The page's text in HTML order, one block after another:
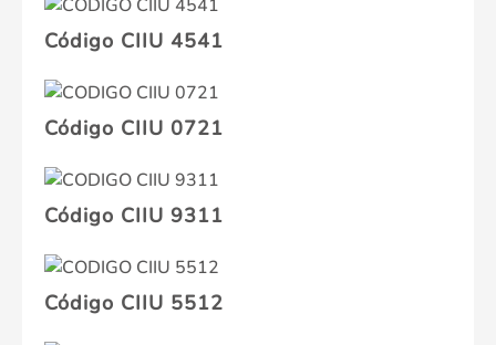
Código CIIU 4541
Código CIIU 0721
Código CIIU 9311
Código CIIU 5512